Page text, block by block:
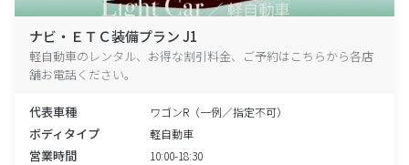
ナビ・ＥＴＣ装備プラン J1
軽自動車のレンタル、お得な割引料金、ご予約はこちらから各店
舗お電話ください。
代表車種 ワゴンR（一例／指定不可）
ボディタイプ 軽自動車
営業時間 10:00-18:30